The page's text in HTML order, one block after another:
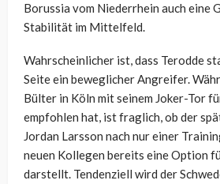
Borussia vom Niederrhein auch eine
Stabilität im Mittelfeld.
Wahrscheinlicher ist, dass Terodde
Seite ein beweglicher Angreifer.
Bülter in Köln mit seinem Joker-Tor
empfohlen hat, ist fraglich, ob der
Jordan Larsson nach nur einer
neuen Kollegen bereits eine Option
darstellt. Tendenziell wird der